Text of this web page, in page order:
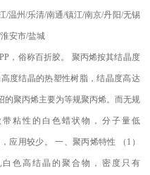
/温州 /乐清/南通/镇江/南京/丹阳/无锡
淮安市/盐城
PP ，俗称百折胶。 聚丙烯按其结晶度
度结晶的热塑性树脂，结晶度高达
的聚丙烯主要为等规聚丙烯。而无规
粘性的白色蜡状物，分子量低
应用较少。一、聚丙烯特性 （ 1 ）
色高结晶的聚合物，密度只有